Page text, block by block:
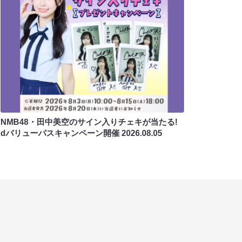
NMB48・田中美空のサイン入りチェキが当たる!
dバリューパスキャンペーン開催 2026.08.05